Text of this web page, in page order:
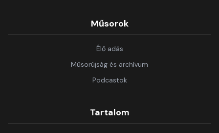
Műsorok
Élő adás
Műsorújság és archívum
Podcastok
Tartalom